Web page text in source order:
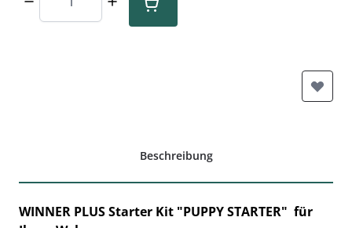
Beschreibung
WINNER PLUS Starter Kit "PUPPY STARTER" für